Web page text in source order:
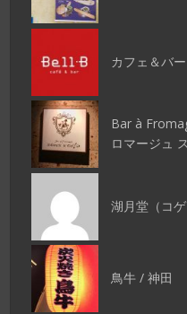
カフェ＆バ
Bar à
ロマージュ
湖月堂（コ
鳥牛 / 神田